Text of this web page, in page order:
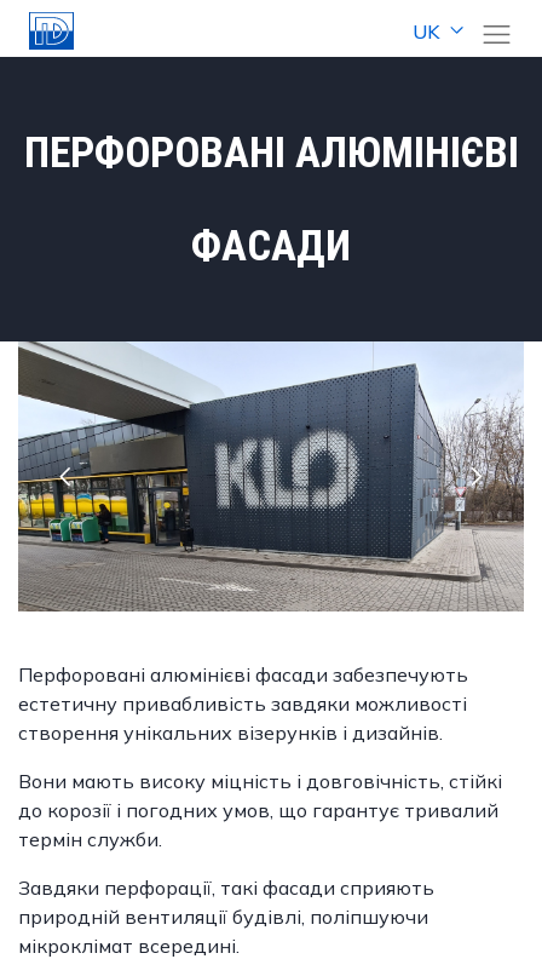
UK
ПЕРФОРОВАНІ АЛЮМІНІЄВІ
ФАСАДИ
Перфоровані алюмінієві фасади забезпечують
естетичну привабливість завдяки можливості
створення унікальних візерунків і дизайнів.
Вони мають високу міцність і довговічність, стійкі
до корозії і погодних умов, що гарантує тривалий
термін служби.
Завдяки перфорації, такі фасади сприяють
природній вентиляції будівлі, поліпшуючи
мікроклімат всередині.